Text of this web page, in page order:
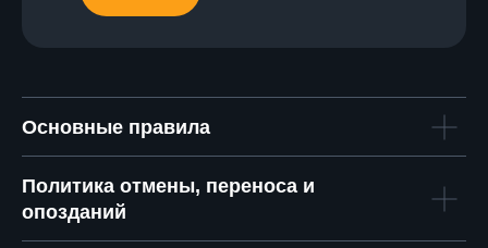
Основные правила
Политика отмены, переноса и
опозданий